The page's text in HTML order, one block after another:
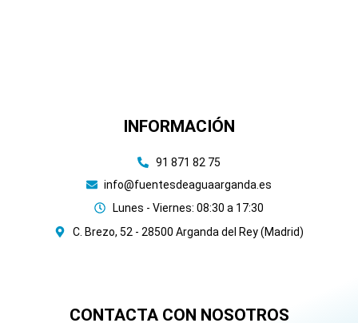
INFORMACIÓN
91 871 82 75
info@fuentesdeaguaarganda.es
Lunes - Viernes: 08:30 a 17:30
C. Brezo, 52 - 28500 Arganda del Rey (Madrid)
CONTACTA CON NOSOTROS